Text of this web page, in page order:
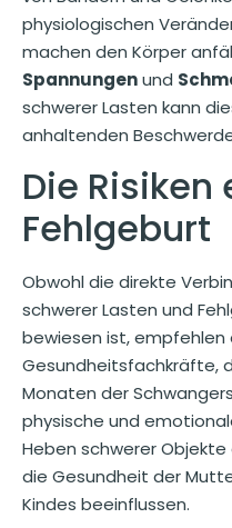
physiologischen
machen den Körper
Spannungenund
schwerer Lasten kann
anhaltenden
Die Risiken
Fehlgeburt
Obwohl die direkte
schwerer Lasten und
bewiesen ist, empfehlen
Gesundheitsfachkräfte,
Monaten der
physische und
Heben schwerer
die Gesundheit der
Kindes beeinflussen.